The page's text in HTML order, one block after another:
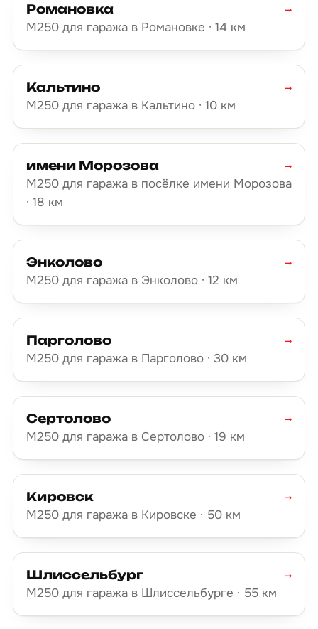
Романовка
М250 для гаража в Романовке · 14 км
→
Кальтино
М250 для гаража в Кальтино · 10 км
→
имени Морозова
М250 для гаража в посёлке имени Морозова
· 18 км
→
Энколово
М250 для гаража в Энколово · 12 км
→
Парголово
М250 для гаража в Парголово · 30 км
→
Сертолово
М250 для гаража в Сертолово · 19 км
→
Кировск
М250 для гаража в Кировске · 50 км
→
Шлиссельбург
М250 для гаража в Шлиссельбурге · 55 км
→